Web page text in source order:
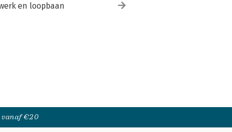
en loopbaan
vanaf €20